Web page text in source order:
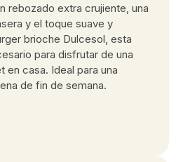
rebozado extra crujiente, una
y el toque suave y
brioche Dulcesol, esta
para disfrutar de una
en casa. Ideal para una
de fin de semana.